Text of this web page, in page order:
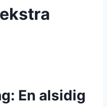
En alsidig